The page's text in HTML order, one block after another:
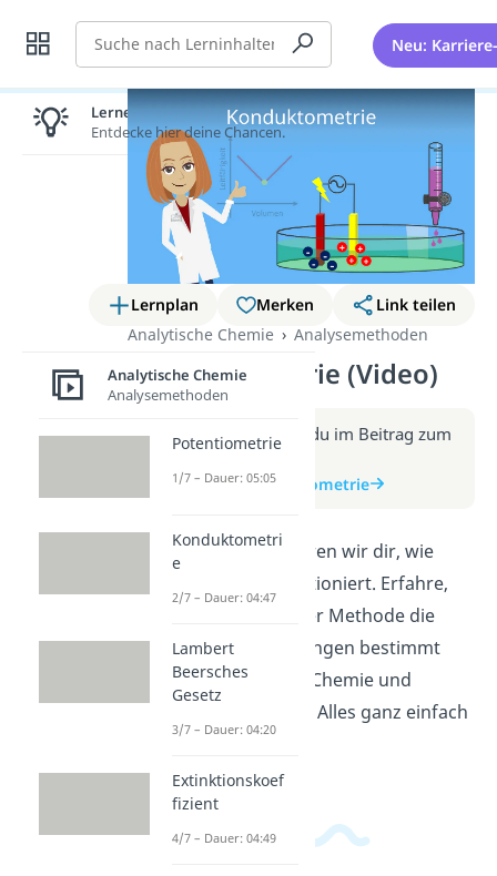
Suche Neu:
Lernplan Merken
Link teilen
Analytische Chemie
Analysemethoden
Konduktometrie (Video)
Weitere Infos erhältst du im Beitrag zum
zum Beitrag: Konduktometrie
In diesem Video erklären wir dir, wie
Konduktometrie funktioniert. Erfahre,
wie man mithilfe dieser Methode die
Leitfähigkeit von Lösungen bestimmt
und warum sie in der Chemie und
Analytik so wichtig ist. Alles ganz einfach
erklärt!
Lernen lohnt sich!
Entdecke hier deine Chancen.
Analytische Chemie
Analysemethoden
Potentiometrie
1/7 – Dauer: 05:05
Konduktometri
e
2/7 – Dauer: 04:47
Lambert
Beersches
Gesetz
3/7 – Dauer: 04:20
Extinktionskoef
fizient
4/7 – Dauer: 04:49